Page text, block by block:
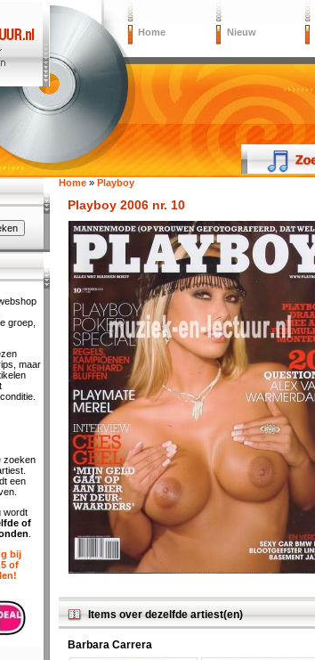
Home Nieuw
Home » Playboy
Playboy 2006 nr. 10
Items over dezelfde artiest(en)
Barbara Carrera
groep,
maar
zoeken
een
wordt
of
bij
of